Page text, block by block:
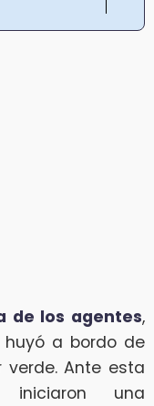
de los agentes,
a bordo de
verde. Ante esta
iniciaron una